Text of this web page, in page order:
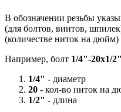
В обозначении резьбы
(для болтов, винтов,
(количестве ниток на
Например, болт 1/4"-20х1/2"
1/4" - диаметр
20 - кол-во ниток на
1/2" - длина